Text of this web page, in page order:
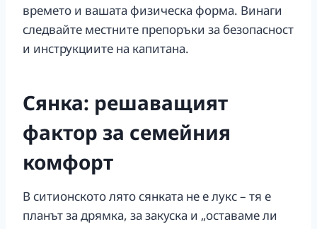
времето и вашата физическа форма. Винаги
следвайте местните препоръки за безопасност
и инструкциите на капитана.
Сянка: решаващият
фактор за семейния
комфорт
В ситионското лято сянката не е лукс – тя е
планът за дрямка, за закуска и „оставаме ли